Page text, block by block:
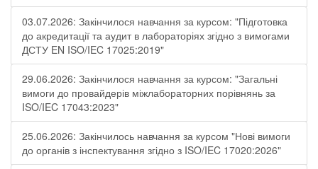
03.07.2026: Закінчилося навчання за курсом: "Підготовка
до акредитації та аудит в лабораторіях згідно з вимогами
ДСТУ EN ISO/IEC 17025:2019"
29.06.2026: Закінчилося навчання за курсом: "Загальні
вимоги до провайдерів міжлабораторних порівнянь за
ISO/IEC 17043:2023"
25.06.2026: Закінчилось навчання за курсом "Нові вимоги
до органів з інспектування згідно з ISO/IEC 17020:2026"